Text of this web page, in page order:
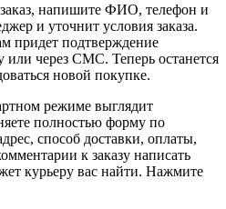
напишите ФИО, телефон и
и уточнит условия заказа.
придет подтверждение
или через СМС. Теперь останется
новой покупке.
режиме выглядит
полностью форму по
способ доставки, оплаты,
к заказу написать
курьеру вас найти. Нажмите